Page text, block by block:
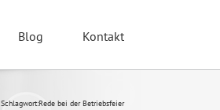
Blog Kontakt
Schlagwort:Rede bei der Betriebsfeier